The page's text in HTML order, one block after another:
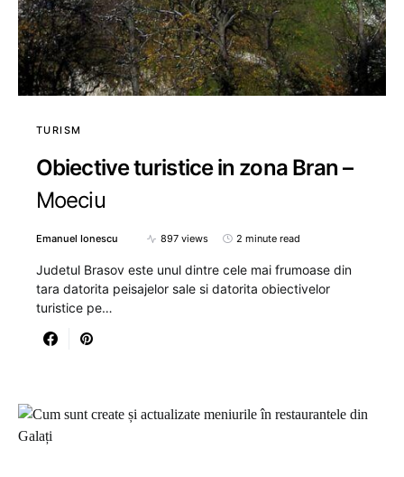
TURISM
Obiective turistice in zona Bran –
Moeciu
Emanuel Ionescu 897 views 2 minute read
Judetul Brasov este unul dintre cele mai frumoase din
tara datorita peisajelor sale si datorita obiectivelor
turistice pe…